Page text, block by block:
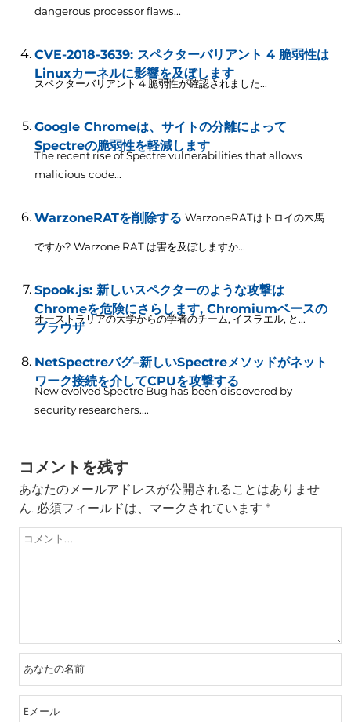
dangerous processor flaws...
CVE-2018-3639: スペクターバリアント 4 脆弱性は
Linuxカーネルに影響を及ぼします
スペクターバリアント 4 脆弱性が確認されました...
Google Chromeは、サイトの分離によって
Spectreの脆弱性を軽減します
The recent rise of Spectre vulnerabilities that allows
malicious code...
WarzoneRATを削除する WarzoneRATはトロイの木馬
ですか? Warzone RAT は害を及ぼしますか...
Spook.js: 新しいスペクターのような攻撃は
Chromeを危険にさらします, Chromiumベースの
ブラウザ
オーストラリアの大学からの学者のチーム, イスラエル, と...
NetSpectreバグ–新しいSpectreメソッドがネット
ワーク接続を介してCPUを攻撃する
New evolved Spectre Bug has been discovered by
security researchers....
コメントを残す
あなたのメールアドレスが公開されることはありませ
ん. 必須フィールドは、マークされています *